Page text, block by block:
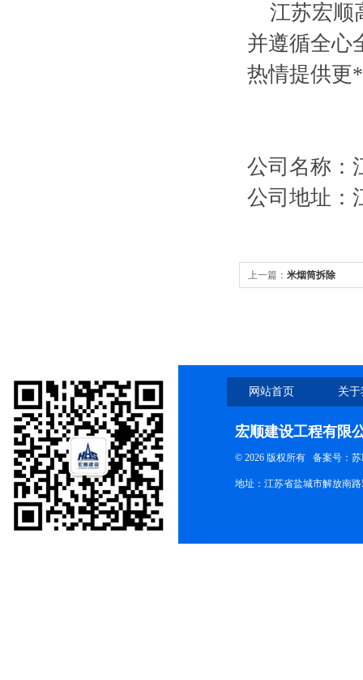
江苏宏顺
并遵循全心
热情提供更
公司名称：
公司地址：
上一篇： 米烟筒拆除
网站首页 关
宏顺建设工程有限
© 2026 版权所有 备案号：苏
地址：江苏省盐城市解放南